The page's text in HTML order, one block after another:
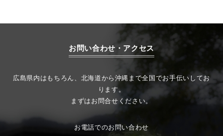
お問い合わせ・アクセス
広島県内はもちろん、北海道から沖縄まで全国でお手伝いしてお
ります。
まずはお問合せください。
お電話でのお問い合わせ